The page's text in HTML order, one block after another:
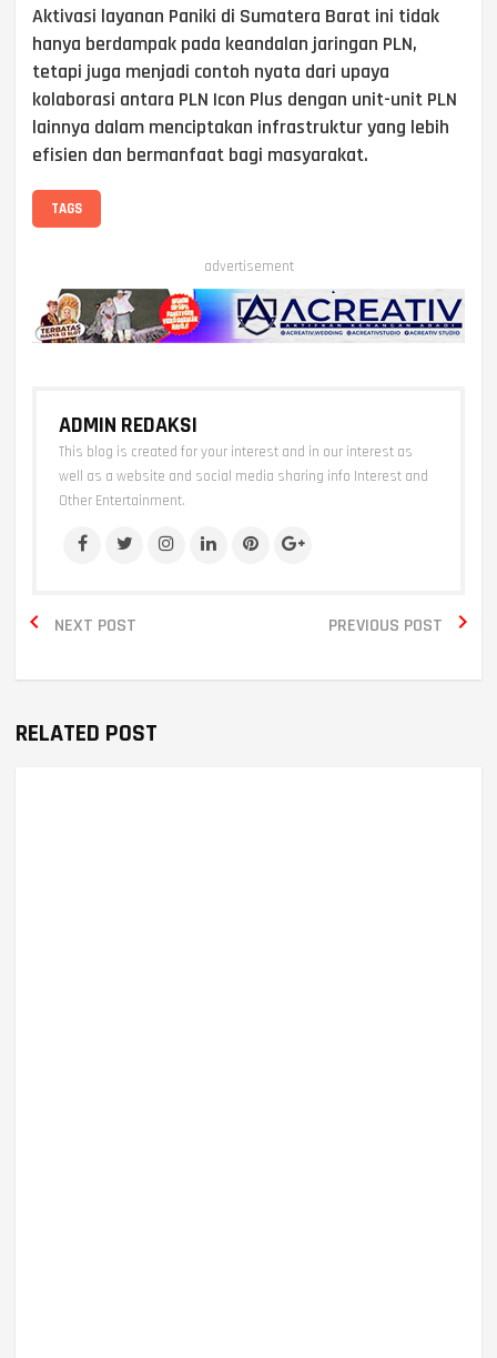
Aktivasi layanan Paniki di Sumatera Barat ini tidak
hanya berdampak pada keandalan jaringan PLN,
tetapi juga menjadi contoh nyata dari upaya
kolaborasi antara PLN Icon Plus dengan unit-unit PLN
lainnya dalam menciptakan infrastruktur yang lebih
efisien dan bermanfaat bagi masyarakat.
TAGS
advertisement
ADMIN REDAKSI
This blog is created for your interest and in our interest as
well as a website and social media sharing info Interest and
Other Entertainment.
NEXT POST
 PREVIOUS POST 
RELATED POST